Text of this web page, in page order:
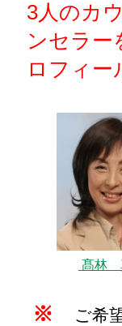
3人のカ
ンセラー
ロフィー
髙林
※
ご希